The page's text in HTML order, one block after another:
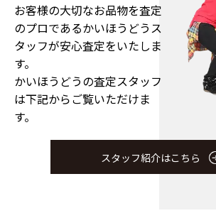
お客様の大切なお品物を査定
のプロであるかいほうどうス
タッフが安心査定をいたしま
す。
かいほうどうの査定スタッフ
は下記からご覧いただけま
す。
スタッフ紹介はこちら